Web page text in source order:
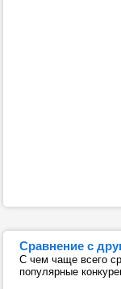
Сравнение с
С чем чаще всего
популярные